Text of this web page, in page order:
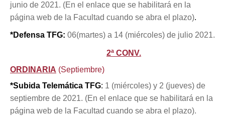
junio de 2021. (En el enlace que se habilitará en la
página web de la Facultad cuando se abra el plazo).
*Defensa TFG: 06(martes) a 14 (miércoles) de julio 2021.
2ª CONV.
ORDINARIA (Septiembre)
*Subida Telemática TFG: 1 (miércoles) y 2 (jueves) de
septiembre de 2021. (En el enlace que se habilitará en la
página web de la Facultad cuando se abra el plazo).